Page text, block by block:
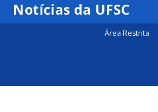
Notícias da UFSC
Área Restrita